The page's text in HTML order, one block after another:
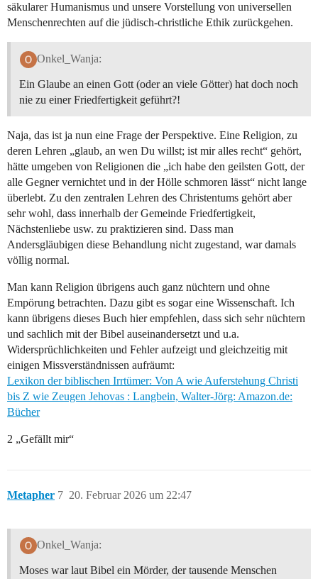
säkularer Humanismus und unsere Vorstellung von universellen
Menschenrechten auf die jüdisch-christliche Ethik zurückgehen.
Onkel_Wanja:
Ein Glaube an einen Gott (oder an viele Götter) hat doch noch
nie zu einer Friedfertigkeit geführt?!
Naja, das ist ja nun eine Frage der Perspektive. Eine Religion, zu
deren Lehren „glaub, an wen Du willst; ist mir alles recht“ gehört,
hätte umgeben von Religionen die „ich habe den geilsten Gott, der
alle Gegner vernichtet und in der Hölle schmoren lässt“ nicht lange
überlebt. Zu den zentralen Lehren des Christentums gehört aber
sehr wohl, dass innerhalb der Gemeinde Friedfertigkeit,
Nächstenliebe usw. zu praktizieren sind. Dass man
Andersgläubigen diese Behandlung nicht zugestand, war damals
völlig normal.
Man kann Religion übrigens auch ganz nüchtern und ohne
Empörung betrachten. Dazu gibt es sogar eine Wissenschaft. Ich
kann übrigens dieses Buch hier empfehlen, dass sich sehr nüchtern
und sachlich mit der Bibel auseinandersetzt und u.a.
Widersprüchlichkeiten und Fehler aufzeigt und gleichzeitig mit
einigen Missverständnissen aufräumt:
Lexikon der biblischen Irrtümer: Von A wie Auferstehung Christi
bis Z wie Zeugen Jehovas : Langbein, Walter-Jörg: Amazon.de:
Bücher
2 „Gefällt mir“
Metapher 20. Februar 2026 um 22:47
7
Onkel_Wanja:
Moses war laut Bibel ein Mörder, der tausende Menschen